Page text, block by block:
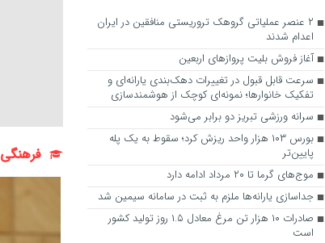
۲ عنصر عملیاتی گروهک تروریستی منافقین در ایران
اعدام شدند
آغاز فروش بلیت پروازهای اربعین
سرعت قابل قبول در تغییرات دهک‌بندی یارانه‌ای و
تفکیک خانوارها؛ نمونه‌ای کوچک از هوشمندسازی
سرانه ورزشی تبریز دو برابر می‌شود
بورس ۱۰۳ هزار واحد ریزش کرد؛ سقوط به یک پله
پایین‌تر
موج‌های گرما تا ۲۰ مرداد ادامه دارد
جداسازی یارانه‌ها ملزم به ثبت در سامانه سیمین شد
صادرات ۱۰ هزار تن مرغ معادل ۱.۵ روز تولید کشور
است
فرهنگی